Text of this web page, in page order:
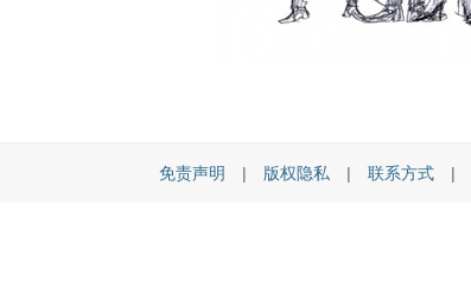
免责声明 | 版权隐私 | 联系方式|